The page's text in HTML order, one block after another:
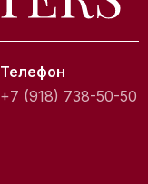
Телефон
+7 (918) 738-50-50